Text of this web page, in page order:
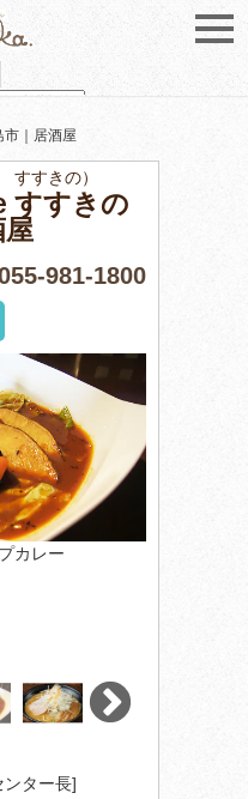
by
市｜居酒屋
すきの）
すすきの
屋
981-1800
カレー
ター長]